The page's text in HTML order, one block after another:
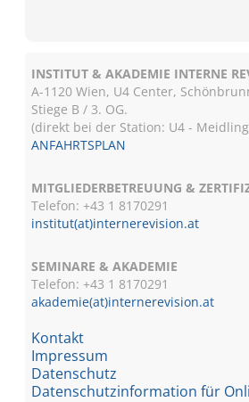
INSTITUT & AKADEMIE INTERNE
A-1120 Wien, U4 Center,
Stiege B / 3. OG.
(direkt bei der Station: U4 -
ANFAHRTSPLAN
MITGLIEDERBETREUUNG &
Telefon: +43 1 8170291
institut(at)internerevision.at
SEMINARE & AKADEMIE
Telefon: +43 18170291
akademie(at)internerevision.at
Kontakt
Impressum
Datenschutz
Datenschutzinformation für